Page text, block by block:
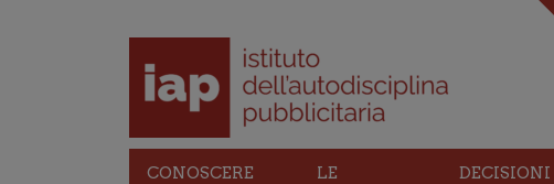
CONOSCERE
LE
DECISIONI